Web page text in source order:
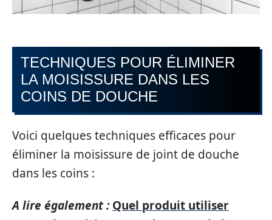
TECHNIQUES POUR ÉLIMINER
LA MOISISSURE DANS LES
COINS DE DOUCHE
Voici quelques techniques efficaces pour
éliminer la moisissure de joint de douche
dans les coins :
A lire également : Quel produit utiliser